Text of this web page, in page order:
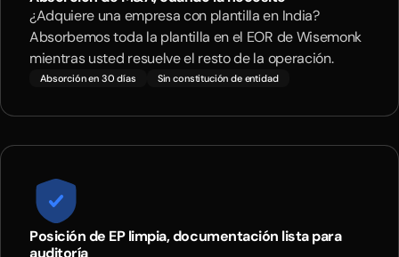
¿Adquiere una empresa con plantilla en India?
Absorbemos toda la plantilla en el EOR de Wisemonk
mientras usted resuelve el resto de la operación.
Absorción en 30 días Sin constitución de entidad
Posición de EP limpia, documentación lista para
auditoría